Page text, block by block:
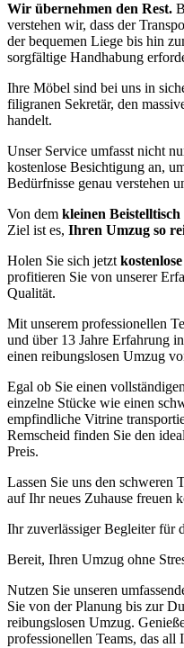
Wir übernehmen den Rest.
verstehen wir, dass der
der bequemen Liege bis hin
sorgfältige Handhabung
Ihre Möbel sind bei uns in
filigranen Sekretär, den
handelt.
Unser Service umfasst nicht
kostenlose Besichtigung an,
Bedürfnisse genau verstehen
Von dem kleinen Beistelltisch
Ziel ist es, Ihren Umzug so
Holen Sie sich jetzt
profitieren Sie von unserer
Qualität.
Mit unserem professionellen
und über 13 Jahre Erfahrung
einen reibungslosen Umzug
Egal ob Sie einen
einzelne Stücke wie einen
empfindliche Vitrine
Remscheid finden Sie den
Preis.
Lassen Sie uns den schweren
auf Ihr neues Zuhause freuen
Ihr zuverlässiger Begleiter für
Bereit, Ihren Umzug ohne
Nutzen Sie unseren
Sie von der Planung bis zur
reibungslosen Umzug.
professionellen Teams, das all